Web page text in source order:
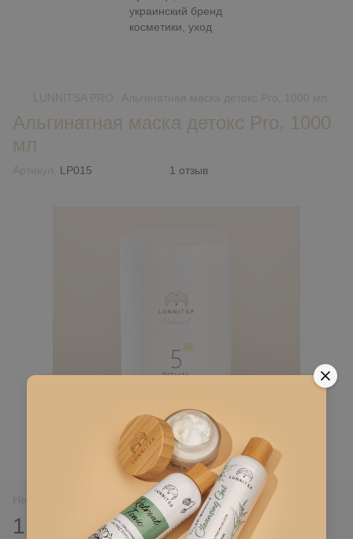
Альгинатная маска детокс Pro, 1000
мл
LP015 1 отзыв
1 100 грн